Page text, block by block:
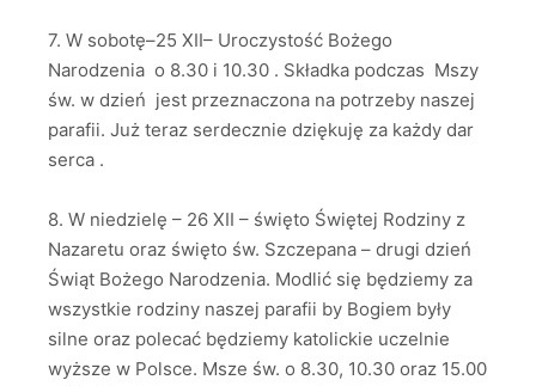
7. W sobotę–25 XII– Uroczystość Bożego
Narodzenia o 8.30 i 10.30 . Składka podczas Mszy
św. w dzień jest przeznaczona na potrzeby naszej
parafii. Już teraz serdecznie dziękuję za każdy dar
serca .
8. W niedzielę – 26 XII – święto Świętej Rodziny z
Nazaretu oraz święto św. Szczepana – drugi dzień
Świąt Bożego Narodzenia. Modlić się będziemy za
wszystkie rodziny naszej parafii by Bogiem były
silne oraz polecać będziemy katolickie uczelnie
wyższe w Polsce. Msze św. o 8.30, 10.30 oraz 15.00